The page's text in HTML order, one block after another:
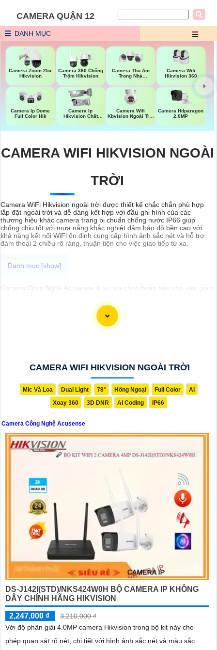
CAMERA QUẬN 12
DANH MỤC
Camera Zoom 25x
Hikvision
Camera 360 Chống
Trộm Hikvision
Camera Thu Âm
Trong Nhà
Camera Wifi
Hikvision 360
Camera Ip Dome
Full Color Hik
Camera Ip
Hikvision Chất
Camera Wifi
Kbvision Ngoài Trời
Camera Hdparagon
2.0MP
CAMERA WIFI HIKVISION NGOÀI
TRỜI
Camera WiFi Hikvision ngoài trời được thiết kế chắc chắn phù hợp
lắp đặt ngoài trời và dễ dàng kết hợp với đầu ghi hình của các
thương hiệu khác camera trang bị chuẩn chống nước IP66 giúp
chống chịu tốt với mưa nắng khắc nghiệt đảm bảo độ bền cao với
khả năng kết nối WiFi ổn định cung cấp hình ảnh sắc nét và hỗ trợ
đàm thoại 2 chiều rõ ràng, thuận tiện cho việc giao tiếp từ xa.
Camera Công Nghệ Acusense là sự lựa chọn hoàn hảo cho việc giám
Acusense tiên tiến, camera có khả năng nhận diện và phân biệt
chính xác giữa con người và vật thể khác, giúp giảm tối đa các cảnh
báo giả mạo. Đồng thời, chất lượng hình ảnh sắc nét và độ phân giải
cao giúp bạn quan sát mọi góc độ một cách rõ ràng. Khám phá ngay
CAMERA WIFI HIKVISION NGOÀI TRỜI
Mic Và Loa Dual Light 78° Hồng Ngoại Full Color
AI
Xoay 360
3D DNR AI Coding IP66
Camera Công Nghệ Acusense
DS-J142I(STD)/NKS424W0H BỘ CAMERA IP KHÔNG
DÂY CHÍNH HÃNG HIKVISION
2,247,000 ₫
3,210,000 ₫
Với độ phân giải 4.0MP camera Hikvision trong bộ kit này cho
phép quan sát rõ nét, chi tiết với hình ảnh sắc nét và màu sắc